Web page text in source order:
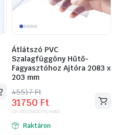
Átlátszó PVC
Szalagfüggöny Hűtő-
Fagyasztóhoz Ajtóra 2083 x
203 mm
45517Ft
Original
price
was:
45517 Ft.
31750 Ft
Current
price
is:
31750 Ft.
(bruttó)25000 Ft(nettó)
Raktáron